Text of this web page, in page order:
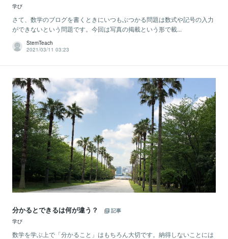
学び
さて、数学のブログを書くときにいつもぶつかる問題は数式や記号の入力
ができないという問題です。今回は写真の掲載という形で載...
StemTeach
2021/03/11 03:23
分かるとできるは何が違う？
記事
学び
数学を学ぶ上で「分かること」はもちろん大切です。納得しないことには